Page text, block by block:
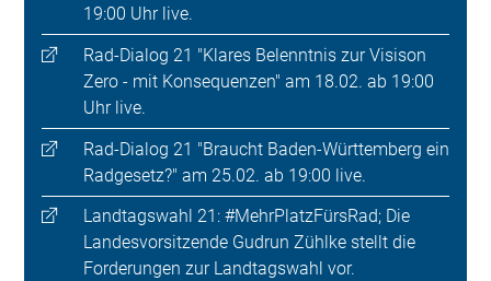
19:00 Uhr live.
Rad-Dialog 21 "Klares Belenntnis zur Visison
Zero - mit Konsequenzen" am 18.02. ab 19:00
Uhr live.
Rad-Dialog 21 "Braucht Baden-Württemberg ein
Radgesetz?" am 25.02. ab 19:00 live.
Landtagswahl 21: #MehrPlatzFürsRad; Die
Landesvorsitzende Gudrun Zühlke stellt die
Forderungen zur Landtagswahl vor.